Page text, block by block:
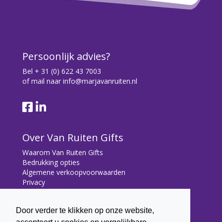
Door verder te klikken op onze website,
Persoonlijk advies?
Bel + 31 (0) 622 43 7003
of mail naar info@marjavanruiten.nl
Over Van Ruiten Gifts
Waarom Van Ruiten Gifts
Bedrukking opties
Algemene verkoopvoorwaarden
Privacy
Contact
Contact